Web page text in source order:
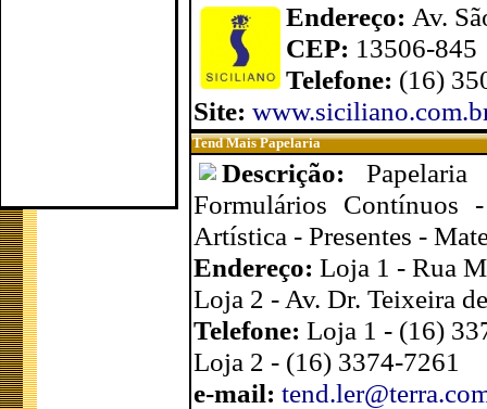
Endereço: Av.
CEP: 13506-845
Telefone: (16)
Site:
Tend Mais Papelaria
Descrição:
Formulários Contínuos
Artística - Presentes -
Endereço: Loja 1 - Rua
Loja 2 - Av. Dr. Teixeira
Telefone: Loja 1 - (16)
Loja 2 - (16) 3374-7261
e-mail: